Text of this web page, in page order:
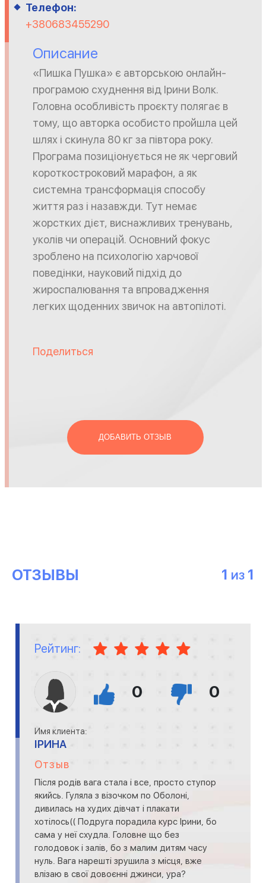
Телефон:
+380683455290
Описание
«Пишка Пушка» є авторською онлайн-
програмою схуднення від Ірини Волк.
Головна особливість проєкту полягає в
тому, що авторка особисто пройшла цей
шлях і скинула 80 кг за півтора року.
Програма позиціонується не як черговий
короткостроковий марафон, а як
системна трансформація способу
життя раз і назавжди. Тут немає
жорстких дієт, виснажливих тренувань,
уколів чи операцій. Основний фокус
зроблено на психологію харчової
поведінки, науковий підхід до
жироспалювання та впровадження
легких щоденних звичок на автопілоті.
Поделиться
ДОБАВИТЬ ОТЗЫВ
ОТЗЫВЫ 1 ИЗ 1
Рейтинг:
0 0
Имя клиента:
ІРИНА
Отзыв
Після родів вага стала і все, просто ступор
якийсь. Гуляла з візочком по Оболоні,
дивилась на худих дівчат і плакати
хотілось(( Подруга порадила курс Ірини, бо
сама у неї схудла. Головне що без
голодовок і залів, бо з малим дитям часу
нуль. Вага нарешті зрушила з місця, вже
влізаю в свої довоєнні джинси, ура?